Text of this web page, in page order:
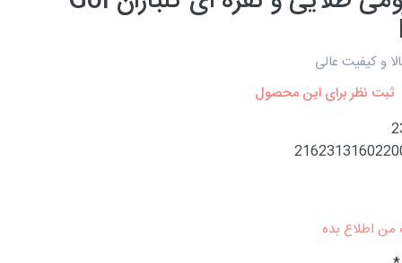
و کیفیت عالی
ثبت نظر برای این محصول
اطلاع بده